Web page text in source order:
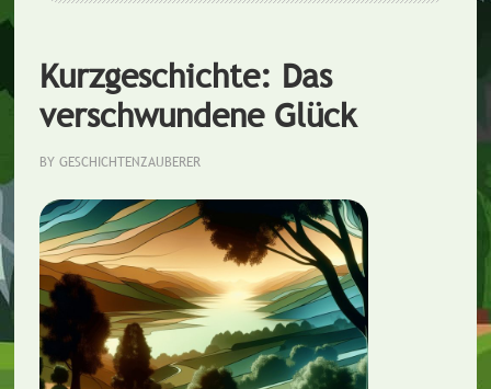
Kurzgeschichte: Das
verschwundene Glück
BY GESCHICHTENZAUBERER